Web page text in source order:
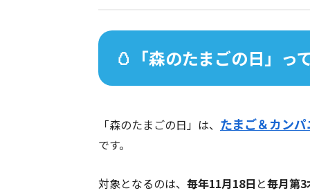
🥚「森のたまごの日」っ
「森のたまごの日」は、 たまご＆カン
です。
対象となるのは、 毎年11月18日 と毎月第3